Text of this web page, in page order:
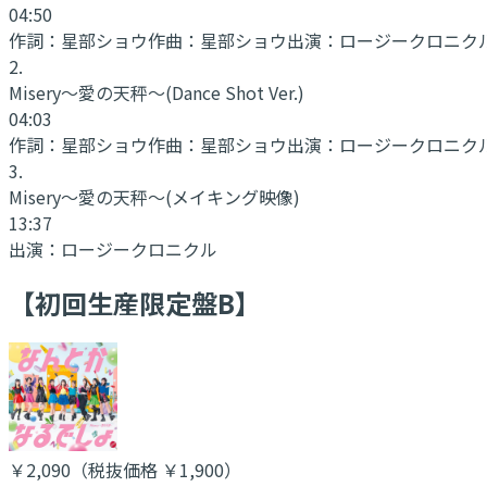
04:50
作詞： 星部ショウ作曲： 星部ショウ出演： ロージークロニク
2.
Misery～愛の天秤～(Dance Shot Ver.)
04:03
作詞： 星部ショウ作曲： 星部ショウ出演： ロージークロニク
3.
Misery～愛の天秤～(メイキング映像)
13:37
出演： ロージークロニクル
【初回生産限定盤B】
￥2,090 （税抜価格 ￥1,900）